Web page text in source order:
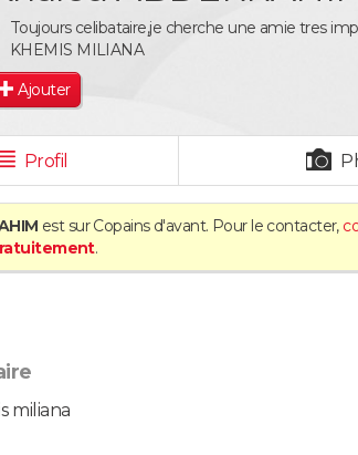
Toujours celibataire,je cherche une amie tres
KHEMIS MILIANA
Ajouter
Profil
est sur Copains d'avant. Pour le contacter,
.
miliana